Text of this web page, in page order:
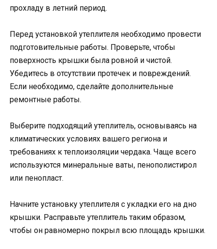
прохладу в летний период.
Перед установкой утеплителя необходимо провести
подготовительные работы. Проверьте, чтобы
поверхность крышки была ровной и чистой.
Убедитесь в отсутствии протечек и повреждений.
Если необходимо, сделайте дополнительные
ремонтные работы.
Выберите подходящий утеплитель, основываясь на
климатических условиях вашего региона и
требованиях к теплоизоляции чердака. Чаще всего
используются минеральные ваты, пенополистирол
или пенопласт.
Начните установку утеплителя с укладки его на дно
крышки. Расправьте утеплитель таким образом,
чтобы он равномерно покрыл всю площадь крышки.